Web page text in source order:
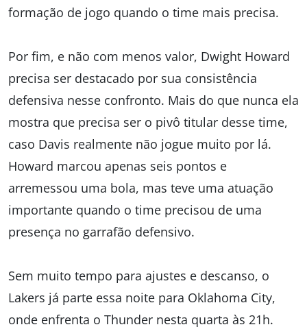
formação de jogo quando o time mais precisa.
Por fim, e não com menos valor, Dwight Howard
precisa ser destacado por sua consistência
defensiva nesse confronto. Mais do que nunca ela
mostra que precisa ser o pivô titular desse time,
caso Davis realmente não jogue muito por lá.
Howard marcou apenas seis pontos e
arremessou uma bola, mas teve uma atuação
importante quando o time precisou de uma
presença no garrafão defensivo.
Sem muito tempo para ajustes e descanso, o
Lakers já parte essa noite para Oklahoma City,
onde enfrenta o Thunder nesta quarta às 21h.